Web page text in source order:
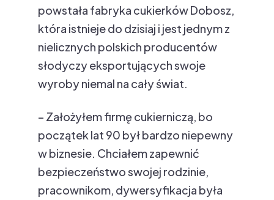
powstała fabryka cukierków Dobosz,
która istnieje do dzisiaj i jest jednym z
nielicznych polskich producentów
słodyczy eksportujących swoje
wyroby niemal na cały świat.
– Założyłem firmę cukierniczą, bo
początek lat 90 był bardzo niepewny
w biznesie. Chciałem zapewnić
bezpieczeństwo swojej rodzinie,
pracownikom, dywersyfikacja była